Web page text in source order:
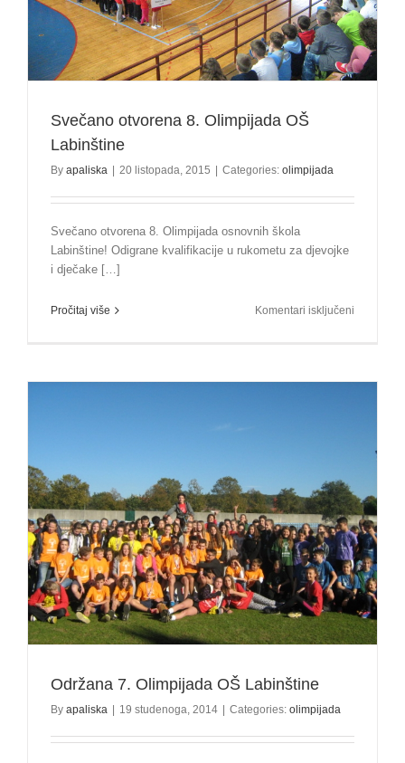
Svečano otvorena 8. Olimpijada OŠ
Labinštine
By apaliska | 20 listopada, 2015 | Categories: olimpijada
Svečano otvorena 8. Olimpijada osnovnih škola
Labinštine! Odigrane kvalifikacije u rukometu za djevojke
i dječake […]
Pročitaj više Komentari isključeni
Održana 7. Olimpijada OŠ Labinštine
By apaliska | 19 studenoga, 2014 | Categories: olimpijada